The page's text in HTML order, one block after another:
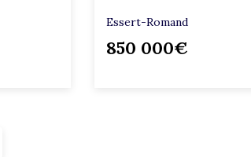
Essert-Romand
850 000€